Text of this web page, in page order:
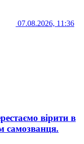
07.08.2026, 11:36
вірити в
самозванця.